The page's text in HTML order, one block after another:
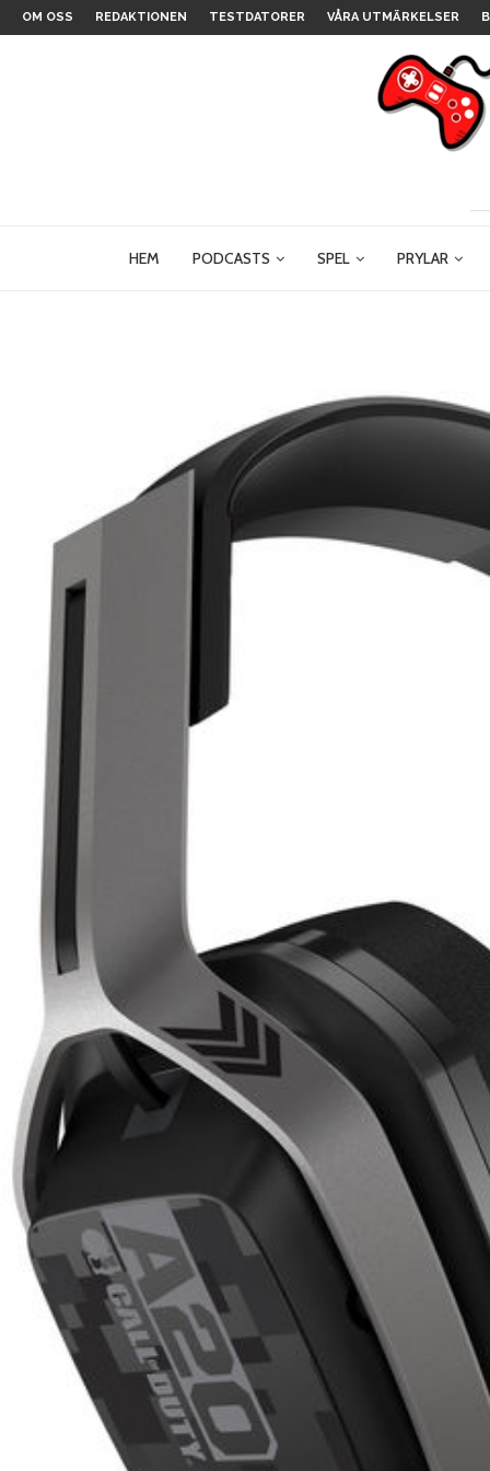
OM OSS REDAKTIONEN TESTDATORER VÅRA UTMÄRKELSER
HEM PODCASTS SPEL PRYLAR